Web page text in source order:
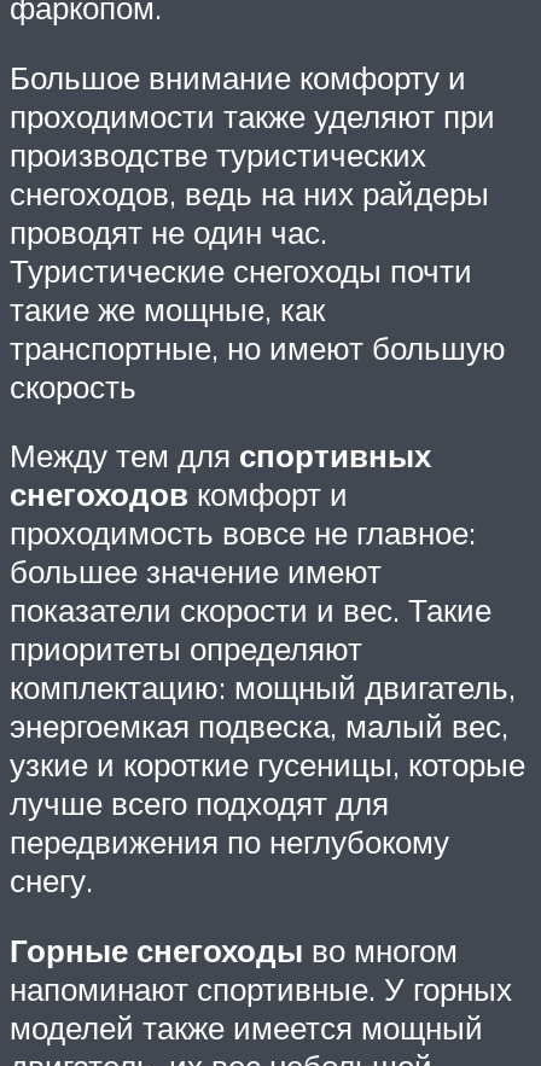
Большое внимание комфорту и
проходимости также уделяют при
производстве туристических
снегоходов, ведь на них райдеры
проводят не один час.
Туристические снегоходы почти
такие же мощные, как
транспортные, но имеют большую
скорость
Между тем для спортивных
снегоходов комфорт и
проходимость вовсе не главное:
большее значение имеют
показатели скорости и вес. Такие
приоритеты определяют
комплектацию: мощный двигатель,
энергоемкая подвеска, малый вес,
узкие и короткие гусеницы, которые
лучше всего подходят для
передвижения по неглубокому
снегу.
Горные снегоходы во многом
напоминают спортивные. У горных
моделей также имеется мощный